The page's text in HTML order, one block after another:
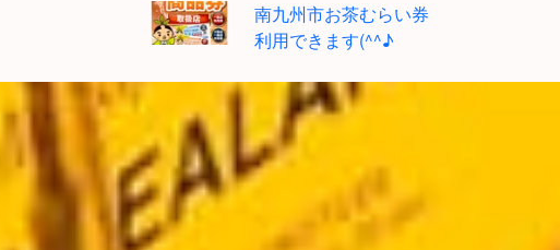
南九州市お茶むらい券
利用できます(^^♪